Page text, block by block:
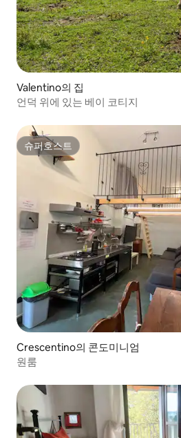
Valentino의 집
언덕 위에 있는 베이 코티지
슈퍼호스트
슈퍼호스트
Crescentino의 콘도미니엄
원룸